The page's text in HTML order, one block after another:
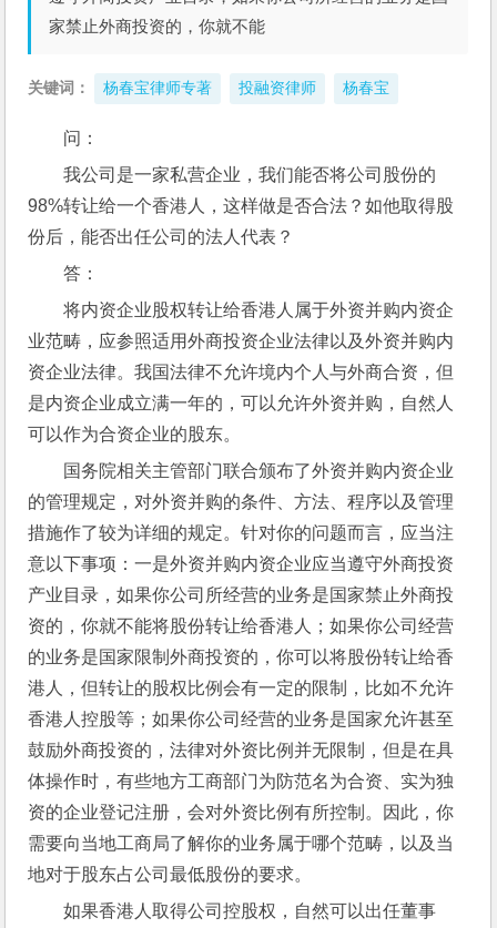
家禁止外商投资的，你就不能
关键词： 杨春宝律师专著 投融资律师 杨春宝
问：
我公司是一家私营企业，我们能否将公司股份的
98%转让给一个香港人，这样做是否合法？如他取得股
份后，能否出任公司的法人代表？
答：
将内资企业股权转让给香港人属于外资并购内资企
业范畴，应参照适用外商投资企业法律以及外资并购内
资企业法律。我国法律不允许境内个人与外商合资，但
是内资企业成立满一年的，可以允许外资并购，自然人
可以作为合资企业的股东。
国务院相关主管部门联合颁布了外资并购内资企业
的管理规定，对外资并购的条件、方法、程序以及管理
措施作了较为详细的规定。针对你的问题而言，应当注
意以下事项：一是外资并购内资企业应当遵守外商投资
产业目录，如果你公司所经营的业务是国家禁止外商投
资的，你就不能将股份转让给香港人；如果你公司经营
的业务是国家限制外商投资的，你可以将股份转让给香
港人，但转让的股权比例会有一定的限制，比如不允许
香港人控股等；如果你公司经营的业务是国家允许甚至
鼓励外商投资的，法律对外资比例并无限制，但是在具
体操作时，有些地方工商部门为防范名为合资、实为独
资的企业登记注册，会对外资比例有所控制。因此，你
需要向当地工商局了解你的业务属于哪个范畴，以及当
地对于股东占公司最低股份的要求。
如果香港人取得公司控股权，自然可以出任董事